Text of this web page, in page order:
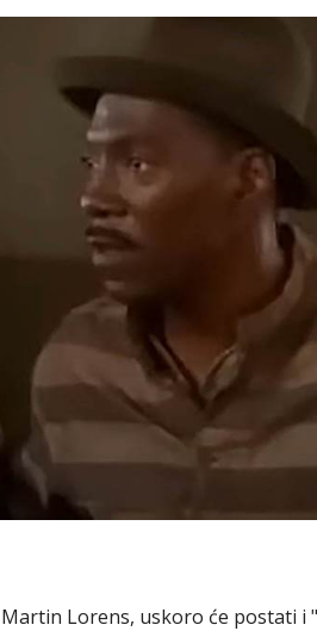
Lorens, uskoro će postati i